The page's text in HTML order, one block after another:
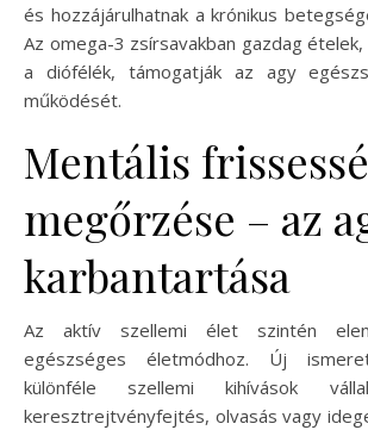
és hozzájárulhatnak a krónikus
Az omega-3 zsírsavakban gazdag
a diófélék, támogatják az agy
működését.
Mentális
megőrzése – az
karbantartása
Az aktív szellemi élet szintén
egészséges életmódhoz. Új
különféle szellemi kihívások
keresztrejtvényfejtés, olvasás vagy